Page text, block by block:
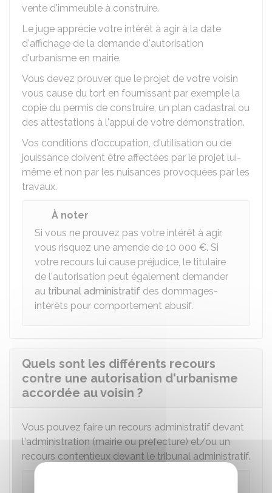
vente d'immeuble à construire.
Le juge apprécie votre intérêt à agir à la date
d'affichage de la demande d'autorisation
d'urbanisme en mairie.
Vous devez prouver que le projet de votre voisin
vous cause du tort en fournissant par exemple la
copie du permis de construire, un plan cadastral ou
des attestations à l'appui de votre démonstration.
Vos conditions d'occupation, d'utilisation ou de
jouissance doivent être affectées par le projet lui-
même et non par les nuisances provoquées par les
travaux.
À noter
Si vous ne prouvez pas votre intérêt à agir,
vous risquez une amende de 10 000 €. Si
votre recours lui cause préjudice, le titulaire
de l'autorisation peut également demander
au tribunal administratif des dommages-
intérêts pour comportement abusif.
Quels sont les différents recours
contre une autorisation d'urbanisme
accordée au voisin ?
Vous pouvez faire un recours administratif devant
l'administration (mairie ou préfecture) et/ou un
recours contentieux devant le tribunal administratif.